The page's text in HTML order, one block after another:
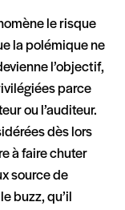
le risque
la polémique ne
l’objectif,
parce
ou l’auditeur.
dès lors
à faire chuter
source de
buzz, qu’il